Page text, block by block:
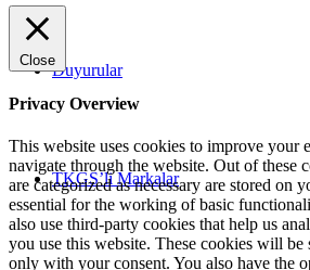
Duyurular
TKGS’li Markalar
Close
Privacy Overview
This website uses cookies to improve your
navigate through the website. Out of these
are categorized as necessary are stored on
essential for the working of basic
also use third-party cookies that help us
you use this website. These cookies will
only with your consent. You also have the